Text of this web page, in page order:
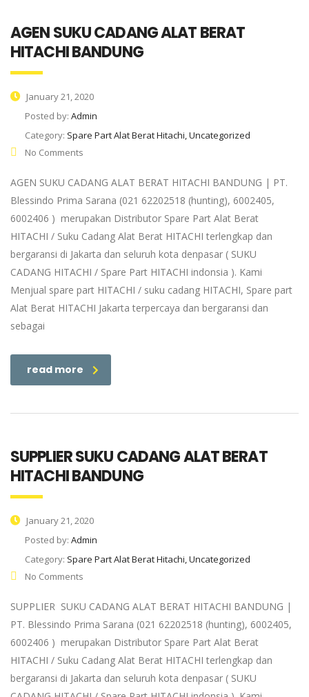
AGEN SUKU CADANG ALAT BERAT
HITACHI BANDUNG
January 21, 2020
Posted by: Admin
Category: Spare Part Alat Berat Hitachi, Uncategorized
No Comments
AGEN SUKU CADANG ALAT BERAT HITACHI BANDUNG | PT.
Blessindo Prima Sarana (021 62202518 (hunting), 6002405,
6002406 ) merupakan Distributor Spare Part Alat Berat
HITACHI / Suku Cadang Alat Berat HITACHI terlengkap dan
bergaransi di Jakarta dan seluruh kota denpasar ( SUKU
CADANG HITACHI / Spare Part HITACHI indonsia ). Kami
Menjual spare part HITACHI / suku cadang HITACHI, Spare part
Alat Berat HITACHI Jakarta terpercaya dan bergaransi dan
sebagai
read more
SUPPLIER SUKU CADANG ALAT BERAT
HITACHI BANDUNG
January 21, 2020
Posted by: Admin
Category: Spare Part Alat Berat Hitachi, Uncategorized
No Comments
SUPPLIER SUKU CADANG ALAT BERAT HITACHI BANDUNG |
PT. Blessindo Prima Sarana (021 62202518 (hunting), 6002405,
6002406 ) merupakan Distributor Spare Part Alat Berat
HITACHI / Suku Cadang Alat Berat HITACHI terlengkap dan
bergaransi di Jakarta dan seluruh kota denpasar ( SUKU